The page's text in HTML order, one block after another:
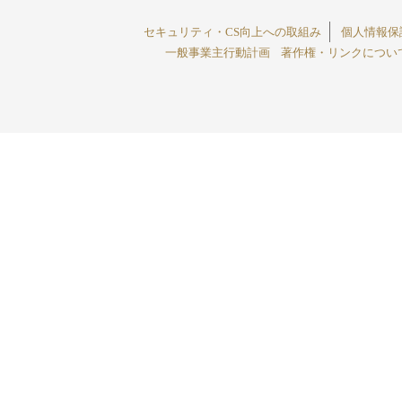
セキュリティ・CS向上への取組み
個人情報保
一般事業主行動計画
著作権・リンクについ